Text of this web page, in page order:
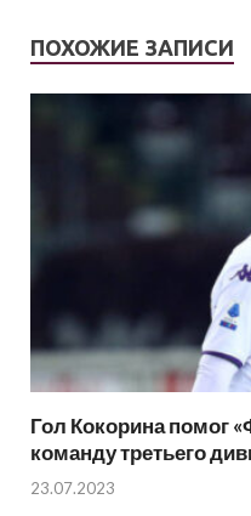
ПОХОЖИЕ ЗАПИСИ
Гол Кокорина помог
команду третьего
23.07.2023